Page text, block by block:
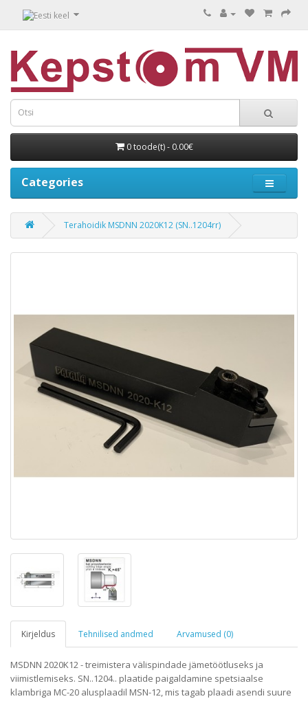
0 toode(t) - 0.00€
Categories
Terahoidik MSDNN 2020K12 (SN..1204rr)
Kirjeldus Tehnilised andmed Arvamused (0)
MSDNN 2020K12 - treimistera välispindade jämetöötluseks ja
viimistlemiseks. SN..1204.. plaatide paigaldamine spetsiaalse
klambriga MC-20 alusplaadil MSN-12, mis tagab plaadi asendi suure